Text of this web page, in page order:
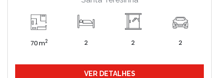
70 m2 2 2 2
VER DETALHES